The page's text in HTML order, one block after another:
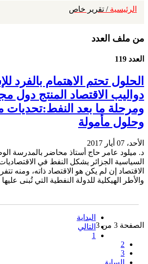
الرئيسية / تقرير خاص
من ملف العدد
العدد 119
الحلول تحتم الاهتمام بالفرد
دواليب الاقتصاد المنتج دول
ومرحلة ما بعد النفط:تحديات
وحلول مأمولة
الأحد، 07 أيار 2017
د. ميلود عامر حاج أستاذ محاضر بالمدرسة
السياسية الجزائر يشكل النفط في
الاقتصاد إن لم يكن هو الاقتصاد ذاته، ومنه
والأطر الهيكلية للدولة النفطية التي تُبنى
الصفحة 3 من 3
البداية
التالي
1
2
3